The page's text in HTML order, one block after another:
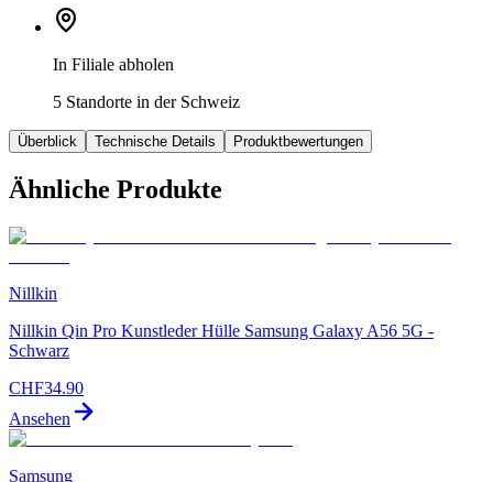
In Filiale abholen
5 Standorte in der Schweiz
Überblick Technische Details Produktbewertungen
Ähnliche Produkte
Nillkin
Nillkin Qin Pro Kunstleder Hülle Samsung Galaxy A56 5G -
Schwarz
CHF34.90
Ansehen
Samsung